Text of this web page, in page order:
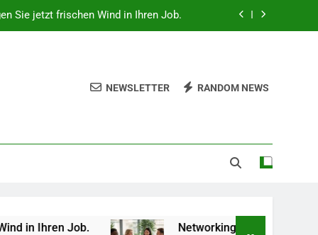
Sie jetzt frischen Wind in Ihren Job.
Gemüse Sie jetzt pflanzen sollten.
Technologie und Design in einem
beruflich wertvolle Kontakte knüpfen.
NEWSLETTER RANDOM NEWS
Networking-Strategien: Wie Sie beruflich